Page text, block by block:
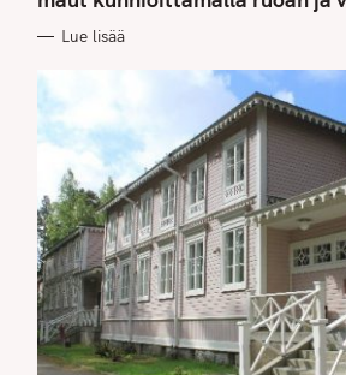
O
I
Lue lisää